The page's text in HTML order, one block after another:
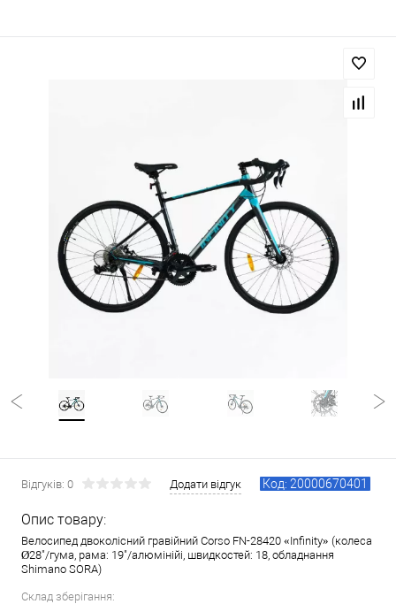
Відгуків: 0 Додати відгук Код: 20000670401
Опис товару:
Велосипед двоколісний гравійний Corso FN-28420 «Infinity» (колеса
Ø28"/гума, рама: 19"/алюмінійі, швидкостей: 18, обладнання
Shimano SORA)
Склад зберігання: